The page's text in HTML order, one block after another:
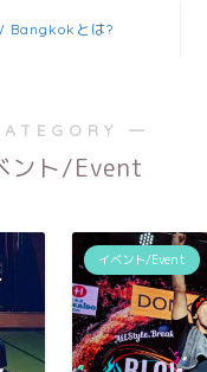
Bangkokとは?
―
ント/Event
イベント/Event